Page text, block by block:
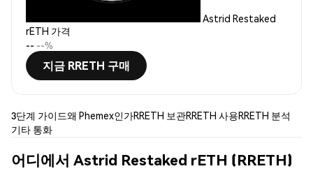
Astrid Restaked
rETH 가격
-- --%
지금 RRETH 구매
3단계 가이드왜 Phemex인가RRETH 보관RRETH 사용RRETH 분석
기타 통화
어디에서 Astrid Restaked rETH (RRETH)